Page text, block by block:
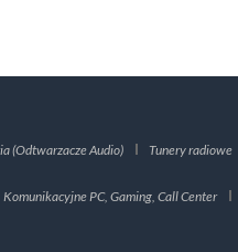
(Odtwarzacze Audio) Tunery radiowe
Komunikacyjne PC, Gaming, Call Center